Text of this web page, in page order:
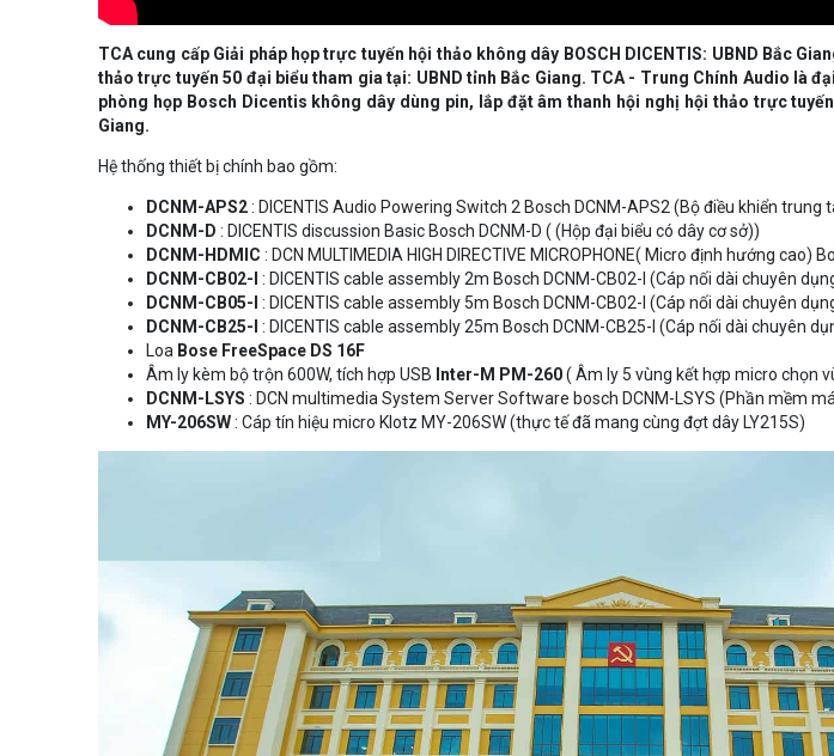
TCA cung cấp Giải pháp họp trực tuyến hội thảo không dây BOSCH DICENTIS: UBND Bắc
thảo trực tuyến 50 đại biểu tham gia tại: UBND tỉnh Bắc Giang. TCA - Trung Chính Audio là
phòng họp Bosch Dicentis không dây dùng pin, lắp đặt âm thanh hội nghị hội thảo trực
Giang.
Hệ thống thiết bị chính bao gồm:
DCNM-APS2: DICENTIS Audio Powering Switch 2 Bosch DCNM-APS2 (Bộ điều khiển trung
DCNM-D : DICENTIS discussion Basic Bosch DCNM-D ( (Hộp đại biểu có dây cơ sở))
DCNM-HDMIC : DCN MULTIMEDIA HIGH DIRECTIVE MICROPHONE( Micro định hướng cao)
DCNM-CB02-I : DICENTIS cable assembly 2m Bosch DCNM-CB02-I (Cáp nối dài chuyên
DCNM-CB05-I : DICENTIS cable assembly 5m Bosch DCNM-CB02-I (Cáp nối dài chuyên
DCNM-CB25-I : DICENTIS cable assembly 25m Bosch DCNM-CB25-I (Cáp nối dài chuyên
Loa Bose FreeSpace DS 16F
Âm ly kèm bộ trộn 600W, tích hợp USB Inter-M PM-260( Âm ly 5 vùng kết hợp micro chọn
DCNM-LSYS : DCN multimedia System Server Software bosch DCNM-LSYS (Phần mềm
MY-206SW: Cáp tín hiệu micro Klotz MY-206SW (thực tế đã mang cùng đợt dây LY215S)